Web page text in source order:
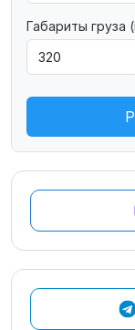
Габариты груза